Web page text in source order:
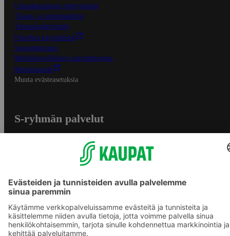
Osuuskauppojen yhteystiedot
Tilaus- ja toimitusehdot
Tietosuojakäytäntö
Palvelun käyttöehdot
Saavutettavuus
Mobiilisovelluksen saavutettavuus
Mainostajalle
Muuta evästeasetuksia
S-ryhmän palvelut
S-ostoslista -sovellus
Prisma.fi
Sokos.fi
S-Pankki
Yhteishyvä